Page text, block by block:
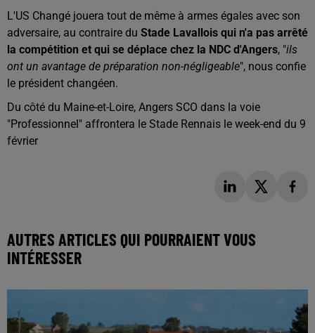
L'US Changé jouera tout de même à armes égales avec son
adversaire, au contraire du Stade Lavallois qui n'a pas arrêté
la compétition et qui se déplace chez la NDC d'Angers, "ils
ont un avantage de préparation non-négligeable", nous confie
le président changéen.
Du côté du Maine-et-Loire, Angers SCO dans la voie
"Professionnel" affrontera le Stade Rennais le week-end du 9
février
AUTRES ARTICLES QUI POURRAIENT VOUS
INTÉRESSER